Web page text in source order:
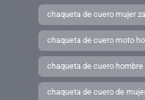
chaqueta de cuero mujer
chaqueta de cuero moto
chaqueta de cuero hombre
chaqueta de cuero de